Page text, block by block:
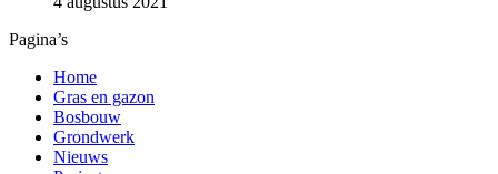
Pagina’s
Home
Gras en gazon
Bosbouw
Grondwerk
Nieuws